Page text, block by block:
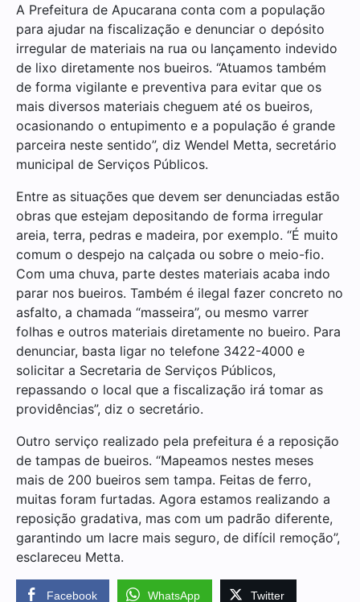
A Prefeitura de Apucarana conta com a população
para ajudar na fiscalização e denunciar o depósito
irregular de materiais na rua ou lançamento indevido
de lixo diretamente nos bueiros. “Atuamos também
de forma vigilante e preventiva para evitar que os
mais diversos materiais cheguem até os bueiros,
ocasionando o entupimento e a população é grande
parceira neste sentido”, diz Wendel Metta, secretário
municipal de Serviços Públicos.
Entre as situações que devem ser denunciadas estão
obras que estejam depositando de forma irregular
areia, terra, pedras e madeira, por exemplo. “É muito
comum o despejo na calçada ou sobre o meio-fio.
Com uma chuva, parte destes materiais acaba indo
parar nos bueiros. Também é ilegal fazer concreto no
asfalto, a chamada “masseira”, ou mesmo varrer
folhas e outros materiais diretamente no bueiro. Para
denunciar, basta ligar no telefone 3422-4000 e
solicitar a Secretaria de Serviços Públicos,
repassando o local que a fiscalização irá tomar as
providências”, diz o secretário.
Outro serviço realizado pela prefeitura é a reposição
de tampas de bueiros. “Mapeamos nestes meses
mais de 200 bueiros sem tampa. Feitas de ferro,
muitas foram furtadas. Agora estamos realizando a
reposição gradativa, mas com um padrão diferente,
garantindo um lacre mais seguro, de difícil remoção”,
esclareceu Metta.
Facebook WhatsApp Twitter